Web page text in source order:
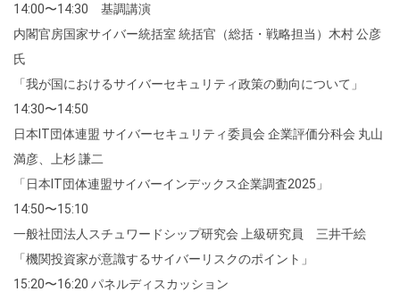
14:00〜14:30 基調講演
内閣官房国家サイバー統括室 統括官（総括・戦略担当）木村 公彦
氏
「我が国におけるサイバーセキュリティ政策の動向について」
14:30〜14:50
日本IT団体連盟 サイバーセキュリティ委員会 企業評価分科会 丸山
満彦、上杉 謙二
「日本IT団体連盟サイバーインデックス企業調査2025」
14:50〜15:10
一般社団法人スチュワードシップ研究会 上級研究員 三井千絵
「機関投資家が意識するサイバーリスクのポイント」
15:20〜16:20 パネルディスカッション